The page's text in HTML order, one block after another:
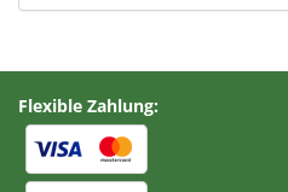
Flexible Zahlung: